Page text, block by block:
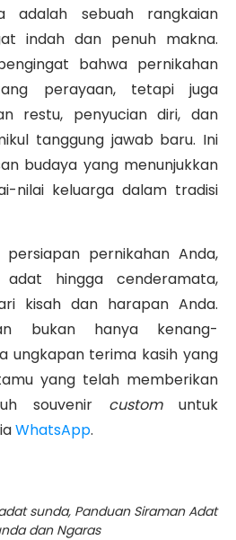
adalah sebuah rangkaian
indah dan penuh makna.
bahwa pernikahan
perayaan, tetapi juga
restu, penyucian diri, dan
tanggung jawab baru. Ini
budaya yang menunjukkan
nilai keluarga dalam tradisi
pernikahan Anda,
hingga cenderamata,
kisah dan harapan Anda.
bukan hanya kenang-
ungkapan terima kasih yang
yang telah memberikan
souvenir customuntuk
WhatsApp.
sunda, Panduan Siraman Adat
dan Ngaras